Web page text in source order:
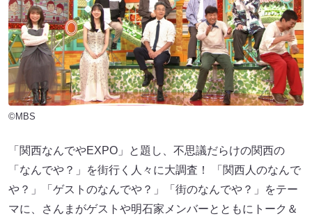
©MBS
「関西なんでやEXPO」と題し、不思議だらけの関西の
「なんでや？」を街行く人々に大調査！ 「関西人のなんで
や？」「ゲストのなんでや？」「街のなんでや？」をテー
マに、さんまがゲストや明石家メンバーとともにトーク＆